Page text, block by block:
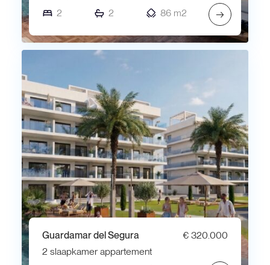
2
2 86 m2 →
Guardamar del Segura
€ 320.000
2 slaapkamer appartement